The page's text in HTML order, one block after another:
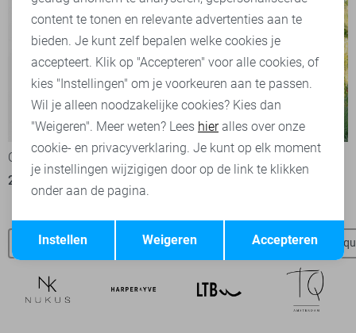
-50%
Object Blouse
25,00
Fluresk T-shirt
35,00
Fluresk t-shirts Fluresk broeken Fluresk blouses
Terug Opslaan
content te tonen en relevante advertenties aan te
bieden. Je kunt zelf bepalen welke cookies je
accepteert. Klik op "Accepteren" voor alle cookies, of
kies "Instellingen" om je voorkeuren aan te passen.
Wil je alleen noodzakelijke cookies? Kies dan
"Weigeren". Meer weten? Lees hieralles over onze
cookie- en privacyverklaring. Je kunt op elk moment
je instellingen wijzigigen door op de link te klikken
onder aan de pagina.
Accepteren
Weigeren
Instellen